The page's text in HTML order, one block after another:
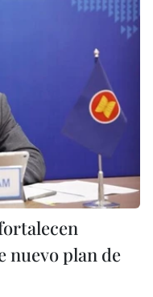
nuevo plan de